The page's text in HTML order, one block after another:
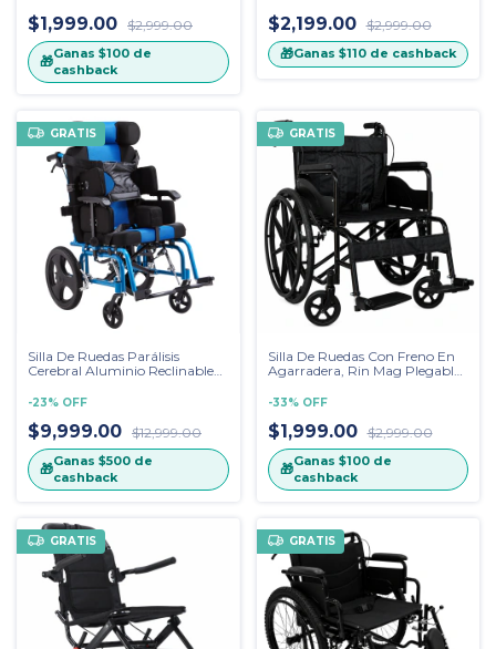
$1,999.00 $2,999.00
🎁Ganas $100 de
cashback
$2,199.00 $2,999.00
🎁Ganas $110de cashback
GRATIS
Silla De Ruedas Parálisis
Cerebral Aluminio Reclinable
-23% OFF
$9,999.00 $12,999.00
🎁Ganas $500 de
cashback
GRATIS
Silla De Ruedas Con Freno En
Agarradera, Rin Mag Plegable
-33% OFF
$1,999.00 $2,999.00
🎁Ganas $100de
cashback
GRATIS GRATIS